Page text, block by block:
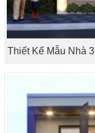
Thiết Kế Mẫu Nhà